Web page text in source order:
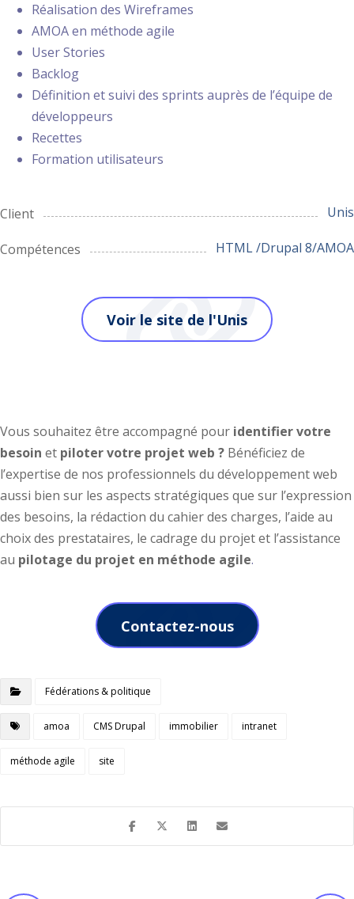
Réalisation des Wireframes
AMOA en méthode agile
User Stories
Backlog
Définition et suivi des sprints auprès de l’équipe de
développeurs
Recettes
Formation utilisateurs
Client Unis
Compétences HTML /Drupal 8/AMOA
Voir le site de l'Unis
Vous souhaitez être accompagné pour identifier votre
besoin et piloter votre projet web ? Bénéficiez de
l’expertise de nos professionnels du développement web
aussi bien sur les aspects stratégiques que sur l’expression
des besoins, la rédaction du cahier des charges, l’aide au
choix des prestataires, le cadrage du projet et l’assistance
au pilotage du projet en méthode agile.
Contactez-nous
Fédérations & politique
amoa CMS Drupal immobilier intranet
méthode agile site